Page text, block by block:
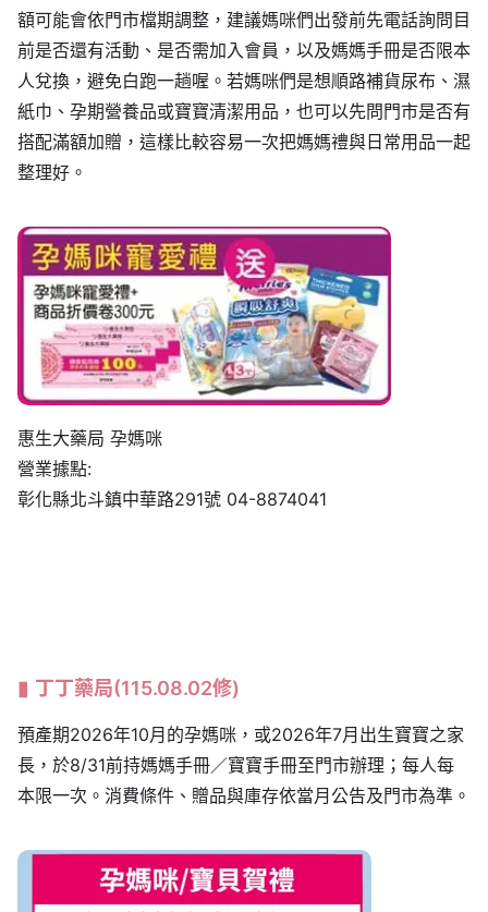
額可能會依門市檔期調整，建議媽咪們出發前先電話詢問目
前是否還有活動、是否需加入會員，以及媽媽手冊是否限本
人兌換，避免白跑一趟喔。若媽咪們是想順路補貨尿布、濕
紙巾、孕期營養品或寶寶清潔用品，也可以先問門市是否有
搭配滿額加贈，這樣比較容易一次把媽媽禮與日常用品一起
整理好。
惠生大藥局 孕媽咪
營業據點:
彰化縣北斗鎮中華路291號 04-8874041
丁丁藥局(115.08.02修)
預產期2026年10月的孕媽咪，或2026年7月出生寶寶之家
長，於8/31前持媽媽手冊／寶寶手冊至門市辦理；每人每
本限一次。消費條件、贈品與庫存依當月公告及門市為準。